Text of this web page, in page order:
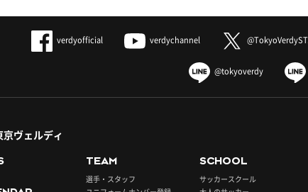
verdyofficial verdychannel
@tokyoverdy
京ヴェルディ
TEAM
選手・スタッフ
SCHOOL
サッカースクール